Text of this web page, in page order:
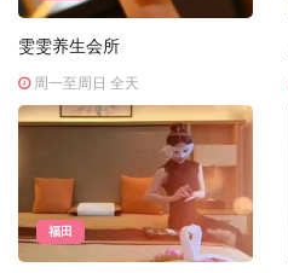
雯雯养生会所
周一至周日 全天
福田